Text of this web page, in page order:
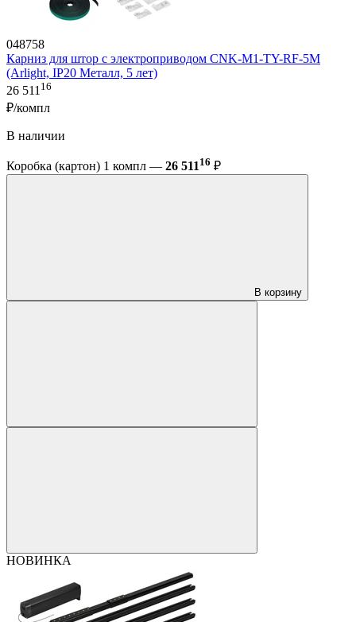
048758
Карниз для штор с электроприводом CNK-M1-TY-RF-5M
(Arlight, IP20 Металл, 5 лет)
26 51116
₽/компл
В наличии
Коробка (картон) 1 компл — 26 511 16 ₽
В корзину
НОВИНКА